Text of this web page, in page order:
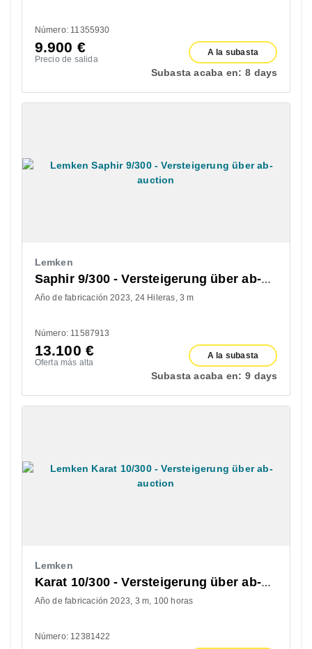
Número: 11355930
9.900 €
Precio de salida
A la subasta
Subasta acaba en: 8 days
Lemken
Saphir 9/300 - Versteigerung über ab-auction
Año de fabricación 2023 24 Hileras 3 m
Número: 11587913
13.100 €
Oferta más alta
A la subasta
Subasta acaba en: 9 days
Lemken
Karat 10/300 - Versteigerung über ab-auction
Año de fabricación 2023 3 m 100 horas
Número: 12381422